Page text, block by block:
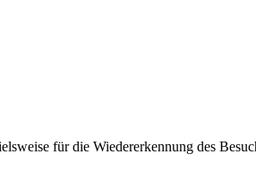
für die Wiedererkennung des